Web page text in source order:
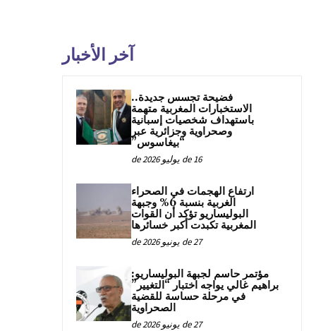
آخر الأخبار
فضيحة تجسس جديدة..
الاستخبارات المغربية متهمة
باستهداف شخصيات إسبانية
وصحراوية وجزائرية عبر
“بيغاسوس”
16 de يوليو de 2026
ارتفاع الهجمات في الصحراء
الغربية بنسبة 6% وجبهة
البوليساريو تؤكد أن القوات
المغربية تكبدت أكبر خسائرها
27 de يونيو de 2026
مؤتمر حاسم لجبهة البوليساريو:
براهيم غالي يواجه اختبار “التغيير”
في مرحلة حساسة للقضية
الصحراوية
27 de يونيو de 2026